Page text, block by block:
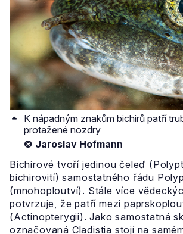
K nápadným znakům bichirů patří
protažené nozdry
© Jaroslav Hofmann
Bichirové tvoří jedinou čeleď
bichirovití) samostatného řádu
(mnohoploutví). Stále více
potvrzuje, že patří mezi
(Actinopterygii). Jako samostatná
označovaná Cladistia stojí na